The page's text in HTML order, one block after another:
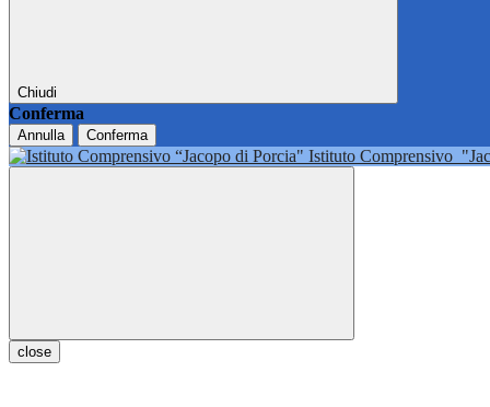
Chiudi
Conferma
Annulla Conferma
Istituto Comprensivo
close